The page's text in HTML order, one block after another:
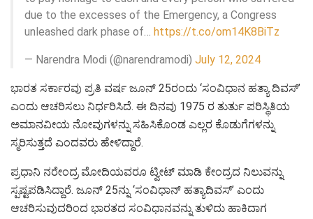
due to the excesses of the Emergency, a Congress
unleashed dark phase of… https://t.co/om14K8BiTz
— Narendra Modi (@narendramodi) July 12, 2024
ಭಾರತ ಸರ್ಕಾರವು ಪ್ರತಿ ವರ್ಷ ಜೂನ್ 25ರಂದು ‘ಸಂವಿಧಾನ ಹತ್ಯಾ ದಿವಸ್’
ಎಂದು ಆಚರಿಸಲು ನಿರ್ಧರಿಸಿದೆ. ಈ ದಿನವು 1975 ರ ತುರ್ತು ಪರಿಸ್ಥಿತಿಯ
ಅಮಾನವೀಯ ನೋವುಗಳನ್ನು ಸಹಿಸಿಕೊಂಡ ಎಲ್ಲರ ಕೊಡುಗೆಗಳನ್ನು
ಸ್ಮರಿಸುತ್ತದೆ ಎಂದವರು ಹೇಳಿದ್ದಾರೆ.
ಪ್ರಧಾನಿ ನರೇಂದ್ರ ಮೋದಿಯವರೂ ಟ್ವೀಟ್ ಮಾಡಿ ಕೇಂದ್ರದ ನಿಲುವನ್ನು
ಸ್ಪಷ್ಟಪಡಿಸಿದ್ದಾರೆ. ಜೂನ್ 25ನ್ನು ‘ಸಂವಿಧಾನ್ ಹತ್ಯಾದಿವಸ್’ ಎಂದು
ಆಚರಿಸುವುದರಿಂದ ಭಾರತದ ಸಂವಿಧಾನವನ್ನು ತುಳಿದು ಹಾಕಿದಾಗ